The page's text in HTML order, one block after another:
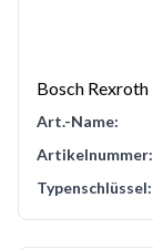
Bosch Rexroth
Art.-Name:
Artikelnummer:
Typenschlüssel: